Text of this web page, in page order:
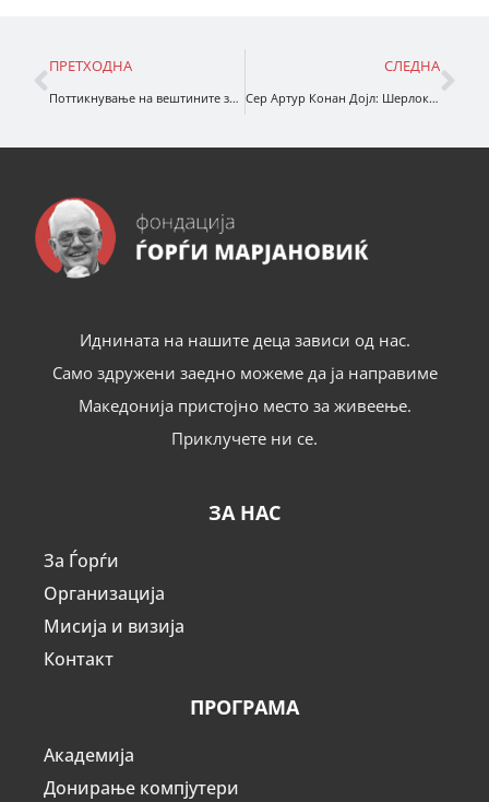
ПРЕТХОДНА
Поттикнување на вештините за критичко размислување при читање: ефективни стратегии
СЛЕДНА
Сер Артур Конан Дојл: Шерлок Холмс и синиот гранат
Иднината на нашите деца зависи од нас.
Само здружени заедно можеме да ја направиме
Македонија пристојно место за живеење.
Приклучете ни се.
ЗА НАС
За Ѓорѓи
Организација
Мисија и визија
Контакт
ПРОГРАМА
Академија
Донирање компјутери